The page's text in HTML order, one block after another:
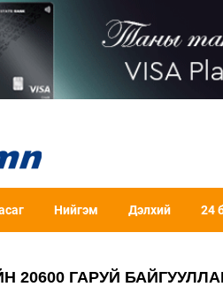
Нийгэм Дэлхий 24
20600 ГАРУЙ